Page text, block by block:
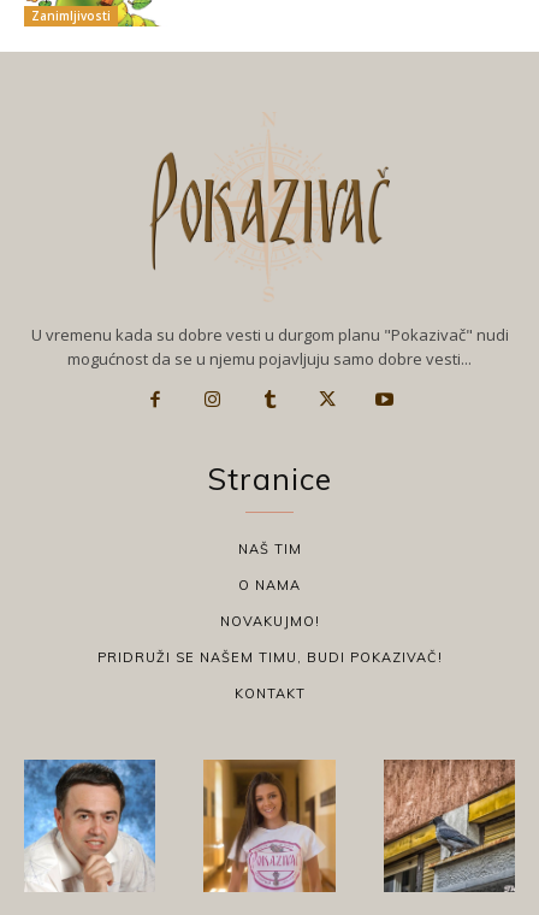
Zanimljivosti
U vremenu kada su dobre vesti u durgom planu "Pokazivač" nudi
mogućnost da se u njemu pojavljuju samo dobre vesti...
Stranice
NAŠ TIM
O NAMA
NOVAKUJMO!
PRIDRUŽI SE NAŠEM TIMU, BUDI POKAZIVAČ!
KONTAKT